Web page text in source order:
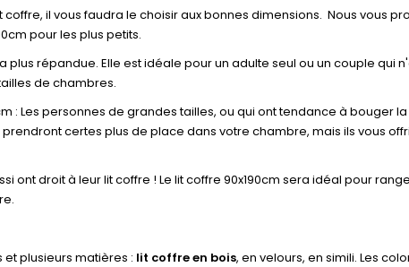
il vous faudra le choisir aux bonnes dimensions. Nous vous
pour les plus petits.
plus répandue. Elle est idéale pour un adulte seul ou un couple
de chambres.
: Les personnes de grandes tailles, ou qui ont tendance à
prendront certes plus de place dans votre chambre, mais ils vous
ont droit à leur lit coffre ! Le lit coffre 90x190cm sera idéal pour
et plusieurs matières : lit coffre en bois, en velours, en simili. Les